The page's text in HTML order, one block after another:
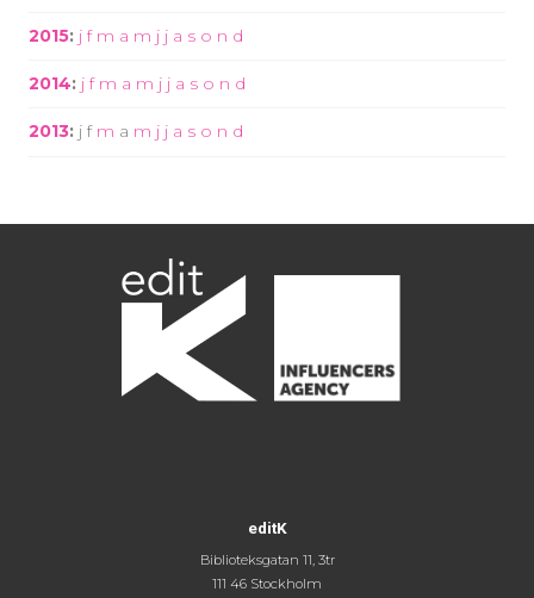
2015: j f m a m j j a s o n d
2014: j f m a m j j a s o n d
2013: j f m a m j j a s o n d
editK
Biblioteksgatan 11, 3tr
111 46 Stockholm